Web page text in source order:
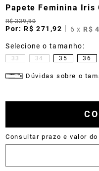
Papete Feminina Iris
R$ 339,90
R$ 271 ,92 6 x R$
33 34 35 36
Dúvidas sobre o